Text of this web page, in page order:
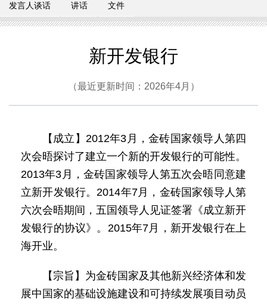
发言人谈话 讲话 文件
新开发银行
（最近更新时间：2026年4月）
【成立】2012年3月，金砖国家领导人第四
次会晤探讨了建立一个新的开发银行的可能性。
2013年3月，金砖国家领导人第五次会晤同意建
立新开发银行。2014年7月，金砖国家领导人第
六次会晤期间，五国领导人见证签署《成立新开
发银行的协议》。2015年7月，新开发银行在上
海开业。
【宗旨】为金砖国家及其他新兴经济体和发
展中国家的基础设施建设和可持续发展项目动员